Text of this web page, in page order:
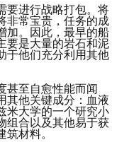
要进行战略打包。将
非常宝贵，任务的成
加。因此，最早的船
是大量的岩石和泥
于他们充分利用其他
甚至自愈性能而闻
其他关键成分：血液
米大学的一个研究小
组合以及其他易于获
筑材料。